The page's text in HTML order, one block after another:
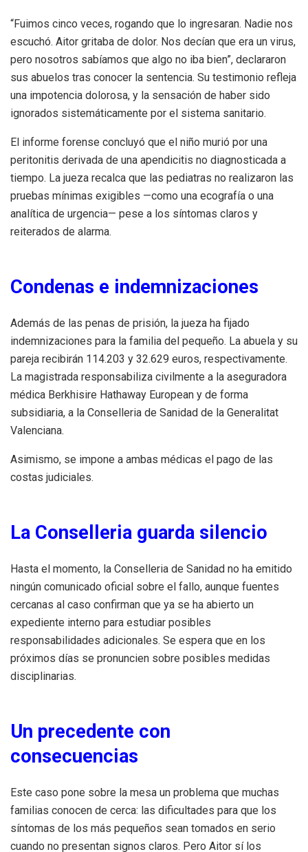
“Fuimos cinco veces, rogando que lo ingresaran. Nadie nos
escuchó. Aitor gritaba de dolor. Nos decían que era un virus,
pero nosotros sabíamos que algo no iba bien”, declararon
sus abuelos tras conocer la sentencia. Su testimonio refleja
una impotencia dolorosa, y la sensación de haber sido
ignorados sistemáticamente por el sistema sanitario.
El informe forense concluyó que el niño murió por una
peritonitis derivada de una apendicitis no diagnosticada a
tiempo. La jueza recalca que las pediatras no realizaron las
pruebas mínimas exigibles —como una ecografía o una
analítica de urgencia— pese a los síntomas claros y
reiterados de alarma.
Condenas e indemnizaciones
Además de las penas de prisión, la jueza ha fijado
indemnizaciones para la familia del pequeño. La abuela y su
pareja recibirán 114.203 y 32.629 euros, respectivamente.
La magistrada responsabiliza civilmente a la aseguradora
médica Berkhisire Hathaway European y de forma
subsidiaria, a la Conselleria de Sanidad de la Generalitat
Valenciana.
Asimismo, se impone a ambas médicas el pago de las
costas judiciales.
La Conselleria guarda silencio
Hasta el momento, la Conselleria de Sanidad no ha emitido
ningún comunicado oficial sobre el fallo, aunque fuentes
cercanas al caso confirman que ya se ha abierto un
expediente interno para estudiar posibles
responsabilidades adicionales. Se espera que en los
próximos días se pronuncien sobre posibles medidas
disciplinarias.
Un precedente con
consecuencias
Este caso pone sobre la mesa un problema que muchas
familias conocen de cerca: las dificultades para que los
síntomas de los más pequeños sean tomados en serio
cuando no presentan signos claros. Pero Aitor sí los